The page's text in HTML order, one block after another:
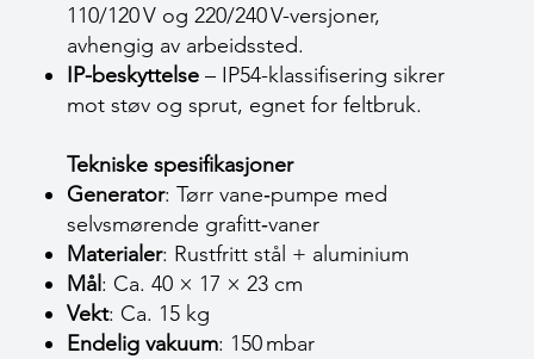
110/120 V og 220/240 V-versjoner,
avhengig av arbeidssted.
IP-beskyttelse – IP54-klassifisering sikrer
mot støv og sprut, egnet for feltbruk.
Tekniske spesifikasjoner
Generator: Tørr vane‑pumpe med
selvsmørende grafitt‑vaner
Materialer: Rustfritt stål + aluminium
Mål : Ca. 40 × 17 × 23 cm
Vekt: Ca. 15 kg
Endelig vakuum: 150 mbar